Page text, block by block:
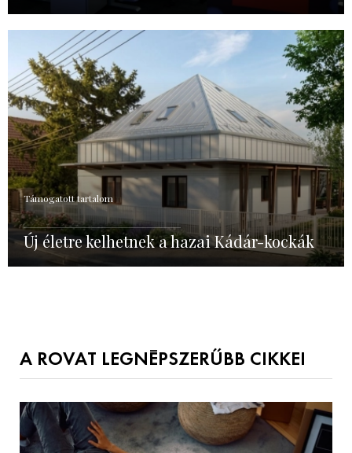
Támogatott tartalom
Új életre kelhetnek a hazai Kádár-kockák
A ROVAT LEGNÉPSZERŰBB CIKKEI